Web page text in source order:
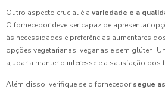
Outro aspecto crucial é a variedade e a
O fornecedor deve ser capaz de apresentar
às necessidades e preferências alimentares
opções vegetarianas, veganas e sem glúten.
ajudar a manter o interesse e a satisfação dos
Além disso, verifique se o fornecedor segue